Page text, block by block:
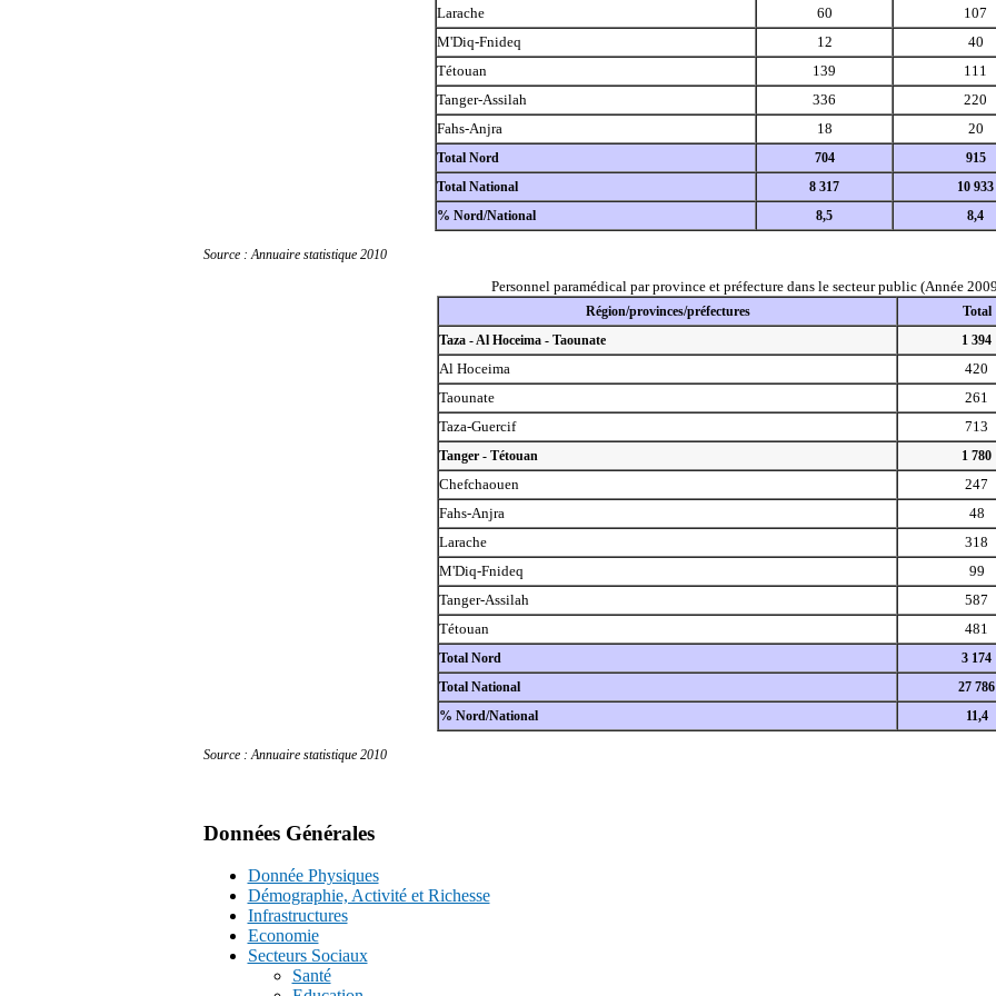
Larache 60
107
M'Diq-Fnideq
12
40
Tétouan
139
111
Tanger-Assilah
336
220
Fahs-Anjra
18 20
Total Nord 704
915
Total National
8 317
10 933
% Nord/National
8,5 8,4
Source : Annuaire statistique 2010
Personnel paramédical par province et préfecture dans le secteur public (Année
Région/provinces/préfectures
Total
Taza - Al Hoceima - Taounate
1 394
Al Hoceima
420
Taounate
261
Taza-Guercif
713
Tanger - Tétouan 1 780
Chefchaouen
247
Fahs-Anjra
48
Larache
318
M'Diq-Fnideq
99
Tanger-Assilah
587
Tétouan
481
Total Nord
3 174
Total National
27 786
% Nord/National
11,4
Source : Annuaire statistique 2010
Données Générales
Donnée Physiques
Démographie, Activité et Richesse
Infrastructures
Economie
Secteurs Sociaux
Santé